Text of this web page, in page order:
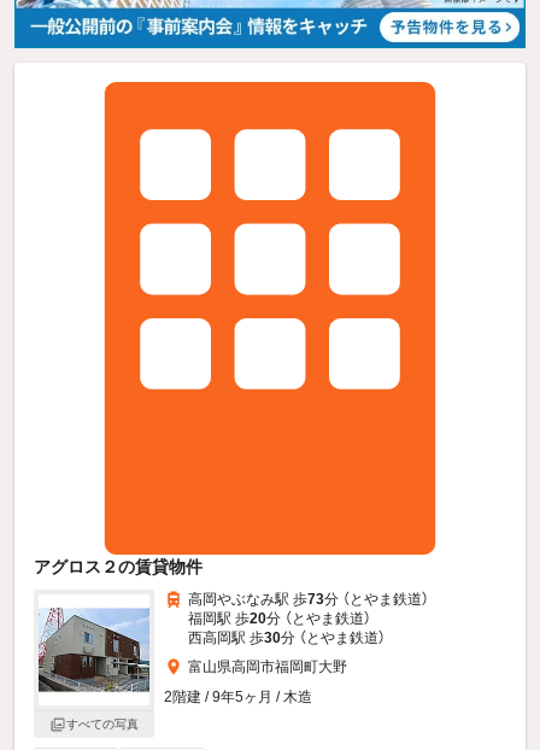
アグロス２の賃貸物件
すべての写真
高岡やぶなみ駅 歩73分 （とやま鉄道）
福岡駅 歩20分 （とやま鉄道）
西高岡駅 歩30分 （とやま鉄道）
富山県高岡市福岡町大野
2階建 / 9年5ヶ月 / 木造